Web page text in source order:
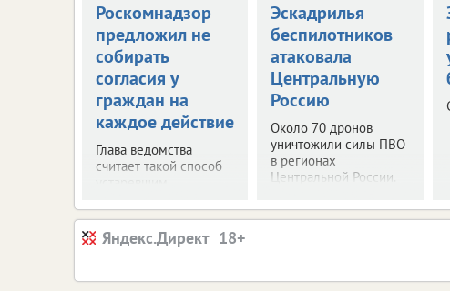
Роскомнадзор
предложил не
собирать
согласия у
граждан на
каждое действие
Глава ведомства
считает такой способ
Эскадрилья
беспилотников
атаковала
Центральную
Россию
Около 70 дронов
уничтожили силы ПВО
в регионах
Центральной России.
Яндекс.Директ